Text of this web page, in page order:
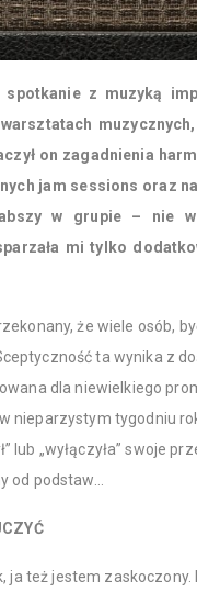
z muzyką
on zagadnienia
jam sessions oraz
w grupie – nie
mi tylko
że wiele osób,
ta wynika z
dla niewielkiego
nieparzystym tygodniu
lub „wyłączyła” swoje
od podstaw…
ja też jestem